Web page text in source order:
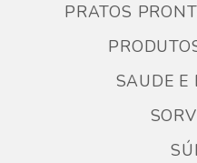
PRATOS
SAUDE E